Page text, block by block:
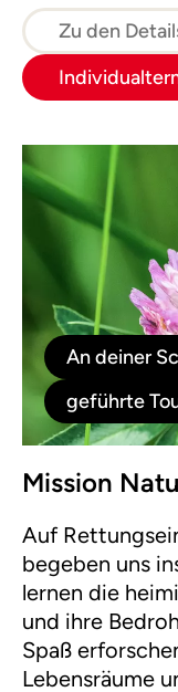
Naturschatz mit
Zu den
An deiner
geführte
Mission
Auf
begeben uns
lernen die
und ihre
Spaß
Lebensräume